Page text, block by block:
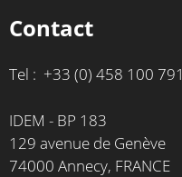
Contact
Tel : +33 (0) 458 100 791
IDEM - BP 183
129 avenue de Genève
74000 Annecy, FRANCE